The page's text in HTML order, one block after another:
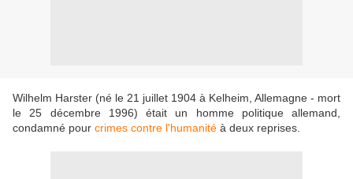
Wilhelm Harster (né le 21 juillet 1904 à Kelheim, Allemagne - mort
le 25 décembre 1996) était un homme politique allemand,
condamné pour crimes contre l'humanité à deux reprises.